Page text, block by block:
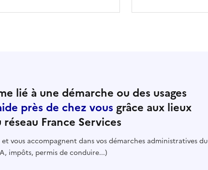
lié à une démarche ou des usages
près de chez vous grâce aux lieux
France Services
vous accompagnent dans vos démarches administratives du
impôts, permis de conduire...)